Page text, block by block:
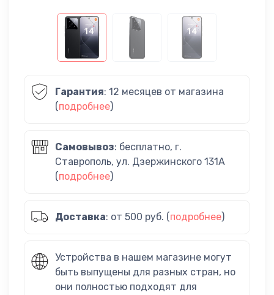
Гарантия: 12 месяцев от магазина
(подробнее)
Самовывоз: бесплатно, г.
Ставрополь, ул. Дзержинского 131А
(подробнее)
Доставка: от 500 руб. (подробнее)
Устройства в нашем магазине могут
быть выпущены для разных стран, но
они полностью подходят для